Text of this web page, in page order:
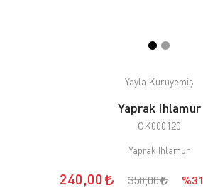
Yayla Kuruyemiş
Yaprak Ihlamur
CK000120
Yaprak Ihlamur
240,00 350,00 %31